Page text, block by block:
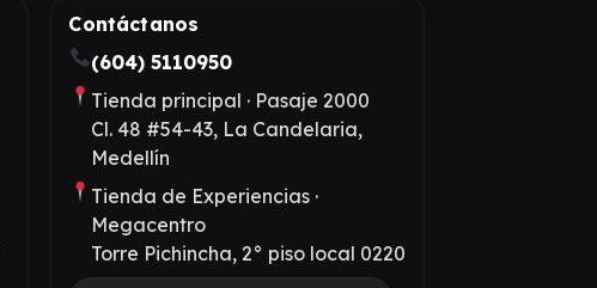
Contáctanos
(604) 5110950
Tienda principal · Pasaje 2000
Cl. 48 #54-43, La Candelaria,
Medellín
Tienda de Experiencias ·
Megacentro
Torre Pichincha, 2° piso local 0220